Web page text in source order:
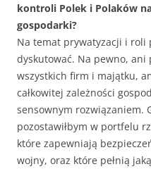
kontroli Polek i Polaków
gospodarki?
Na temat prywatyzacji i roli
dyskutować. Na pewno,
wszystkich firm i majątku,
całkowitej zależności
sensownym rozwiązaniem.
pozostawiłbym w portfelu
które zapewniają
wojny, oraz które pełnią